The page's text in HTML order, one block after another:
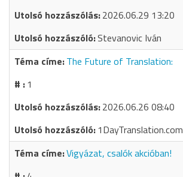
2026.06.29 13:20
Stevanovic Iván
The Future of Translation:
1
2026.06.26 08:40
1DayTranslation.com
Vigyázat, csalók akcióban!